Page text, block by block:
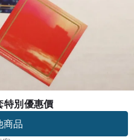
特別優惠價
商品